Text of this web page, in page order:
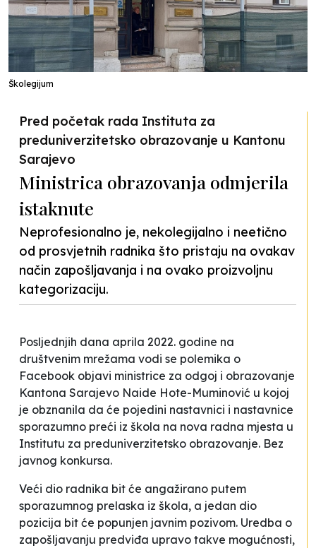
Školegijum
Pred početak rada Instituta za
preduniverzitetsko obrazovanje u Kantonu
Sarajevo
Ministrica obrazovanja odmjerila
istaknute
Neprofesionalno je, nekolegijalno i neetično
od prosvjetnih radnika što pristaju na ovakav
način zapošljavanja i na ovako proizvoljnu
kategorizaciju.
Posljednjih dana aprila 2022. godine na
društvenim mrežama vodi se polemika o
Facebook objavi ministrice za odgoj i obrazovanje
Kantona Sarajevo Naide Hote-Muminović u kojoj
je obznanila da će pojedini nastavnici i nastavnice
sporazumno preći iz škola na nova radna mjesta u
Institutu za preduniverzitetsko obrazovanje. Bez
javnog konkursa.
Veći dio radnika bit će angažirano putem
sporazumnog prelaska iz škola, a jedan dio
pozicija bit će popunjen javnim pozivom. Uredba o
zapošljavanju predviđa upravo takve mogućnosti,